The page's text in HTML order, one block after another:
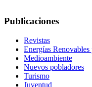
Publicaciones
Revistas
Energías
Medioambiente
Nuevos pobladores
Turismo
Juventud